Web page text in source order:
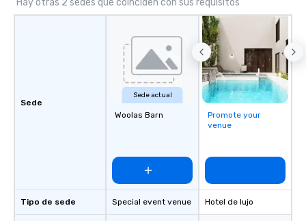
Hay otras 2 sedes que coinciden con sus requisitos
Sede
Tipo de sede
Sede actual
Woolas Barn
Special event venue
Promote your
venue
Hotel de lujo